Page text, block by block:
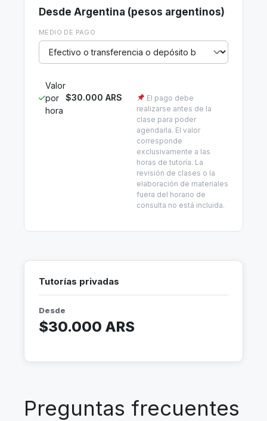
Desde Argentina (pesos argentinos)
MEDIO DE PAGO
Valor
por
hora
$30.000 ARS
El pago debe
realizarse antes de la
clase para poder
agendarla. El valor
corresponde
exclusivamente a las
horas de tutoría. La
revisión de clases o la
elaboración de materiales
fuera del horario de
consulta no está incluida.
Tutorías privadas
Desde
$30.000 ARS
Preguntas frecuentes